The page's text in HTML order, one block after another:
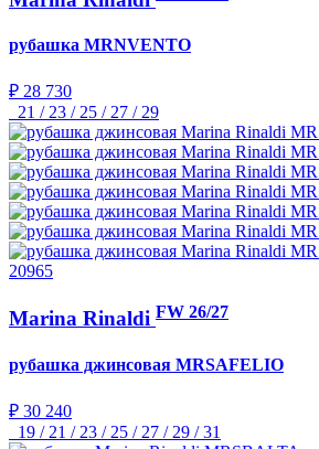
рубашка MRNVENTO
₽ 28 730
21 / 23 / 25 / 27 / 29
20965
Marina Rinaldi FW 26/27
рубашка джинсовая MRSAFELIO
₽ 30 240
19 / 21 / 23 / 25 / 27 / 29 / 31